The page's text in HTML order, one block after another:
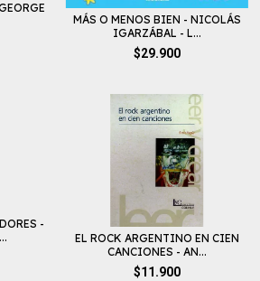
MÁS O MENOS BIEN - NICOLÁS
IGARZÁBAL - L...
$29.900
-
EL ROCK ARGENTINO EN CIEN
CANCIONES - AN...
$11.900